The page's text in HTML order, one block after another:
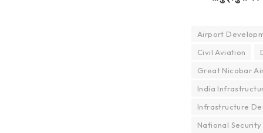
Airport
Civil Aviation
Great Nicobar
India
Infrastructure
National Security